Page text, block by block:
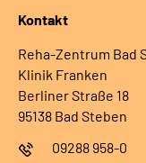
Kontakt
Reha-Zentrum Bad
Klinik Franken
Berliner Straße 18
95138 Bad Steben
09288 958-0